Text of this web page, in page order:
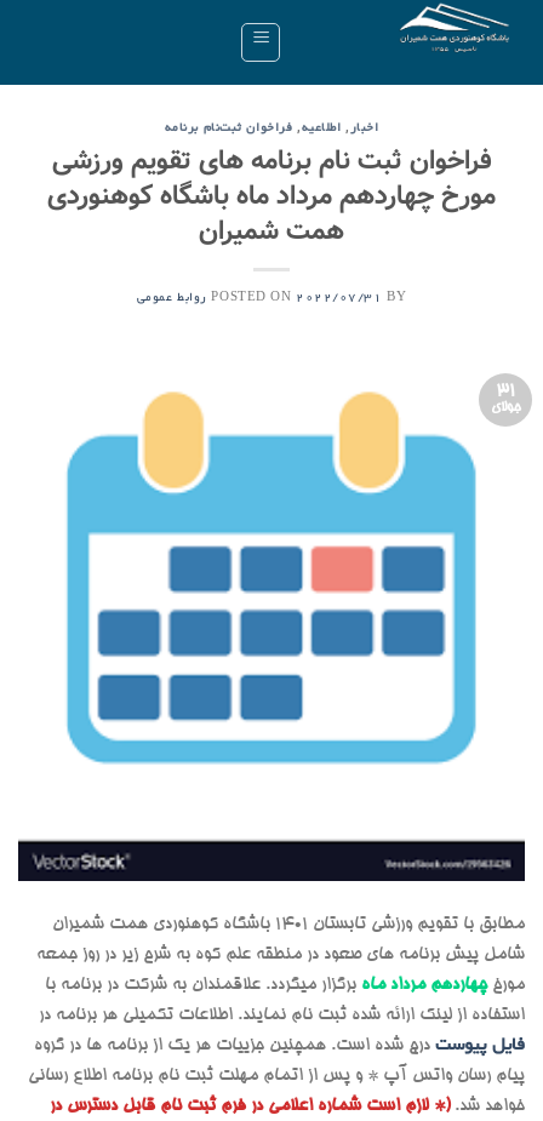
اخبار , اطلاعیه, فراخوان ثبت‌نام برنامه
فراخوان ثبت نام برنامه های تقویم ورزشی
مورخ چهاردهم مرداد ماه باشگاه کوهنوردی
همت شمیران
POSTED ON 2022/07/31 BY روابط عمومی
31
جولای
مطابق با تقویم ورزشی تابستان 1401 باشگاه کوهنوردی همت شمیران
شامل پیش برنامه های صعود در منطقه علم کوه به شرح زیر در روز جمعه
مورخچهاردهم مرداد ماه برگزار میگردد. علاقمندان به شرکت در برنامه با
استفاده از لینک ارائه شده ثبت نام نمایند. اطلاعات تکمیلی هر برنامه در
فایل پیوست درج شده است. همچنین جزییات هر یک از برنامه ها در گروه
پیام رسان واتس آپ * و پس از اتمام مهلت ثبت نام برنامه اطلاع رسانی
خواهد شد. (* لازم است شماره اعلامی در فرم ثبت نام قابل دسترس در